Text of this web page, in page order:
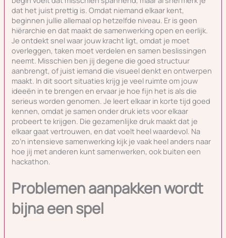
dat het juist prettig is. Omdat niemand elkaar kent,
beginnen jullie allemaal op hetzelfde niveau. Er is geen
hiërarchie en dat maakt de samenwerking open en eerlijk.
Je ontdekt snel waar jouw kracht ligt, omdat je moet
overleggen, taken moet verdelen en samen beslissingen
neemt. Misschien ben jij degene die goed structuur
aanbrengt, of juist iemand die visueel denkt en ontwerpen
maakt. In dit soort situaties krijg je veel ruimte om jouw
ideeën in te brengen en ervaar je hoe fijn het is als die
serieus worden genomen. Je leert elkaar in korte tijd goed
kennen, omdat je samen onder druk iets voor elkaar
probeert te krijgen. Die gezamenlijke druk maakt dat je
elkaar gaat vertrouwen, en dat voelt heel waardevol. Na
zo’n intensieve samenwerking kijk je vaak heel anders naar
hoe jij met anderen kunt samenwerken, ook buiten een
hackathon.
Problemen aanpakken wordt
bijna een spel